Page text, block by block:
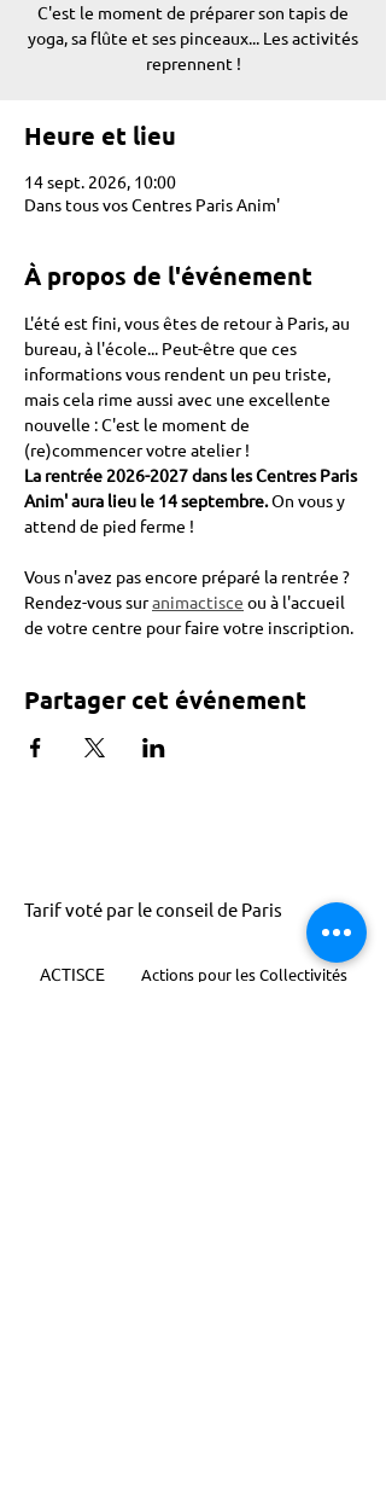
C'est le moment de préparer son tapis de
yoga, sa flûte et ses pinceaux... Les activités
reprennent !
Heure et lieu
14 sept. 2026, 10:00
Dans tous vos Centres Paris Anim'
À propos de l'événement
L'été est fini, vous êtes de retour à Paris, au
bureau, à l'école... Peut-être que ces
informations vous rendent un peu triste,
mais cela rime aussi avec une excellente
nouvelle : C'est le moment de
(re)commencer votre atelier !
La rentrée 2026-2027 dans les Centres Paris
Anim' aura lieu le 14 septembre. On vous y
attend de pied ferme !
Vous n'avez pas encore préparé la rentrée ?
Rendez-vous sur animactisce ou à l'accueil
de votre centre pour faire votre inscription.
Partager cet événement
Tarif voté par le conseil de Paris
ACTISCE
Actions pour les Collectivités